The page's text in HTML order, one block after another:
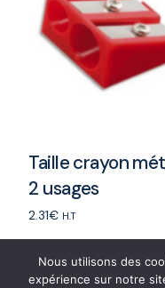
Taille crayon
2 usages
2.31€ H.T
Add to cart
Nous utilisons des
expérience sur notre